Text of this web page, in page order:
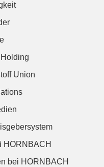
Union
HORNBACH
bei HORNBACH